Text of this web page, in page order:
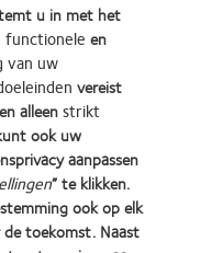
the privacy policy
Learn
more
about
u in met het
en
van uw
vereist
alleenstrikt
ook uw
aanpassen
” te klikken.
ook op elk
toekomst. Naast